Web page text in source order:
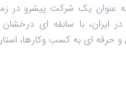
به عنوان یک شرکت پیشرو در
در ایران، با سابقه ای درخشان
ای به کسب وکارها،